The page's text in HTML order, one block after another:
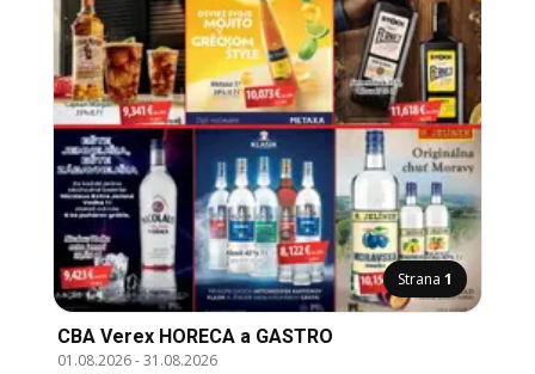
Strana 1
CBA Verex HORECA a GASTRO
01.08.2026-31.08.2026